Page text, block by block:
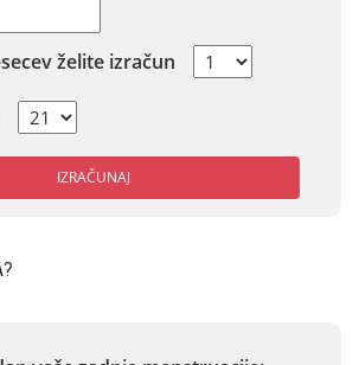
želite izračun
IZRAČUNAJ